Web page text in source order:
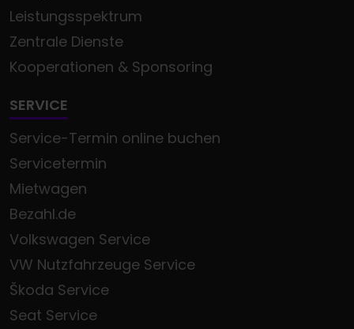
Leistungsspektrum
Zentrale Dienste
Kooperationen & Sponsoring
SERVICE
Service-Termin online buchen
Servicetermin
Mietwagen
Bezahl.de
Volkswagen Service
VW Nutzfahrzeuge Service
Škoda Service
Seat Service